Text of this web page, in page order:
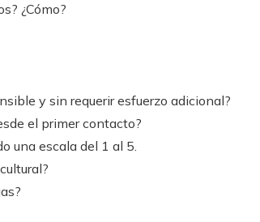
¿Cómo?
y sin requerir esfuerzo adicional?
el primer contacto?
una escala del 1 al 5.